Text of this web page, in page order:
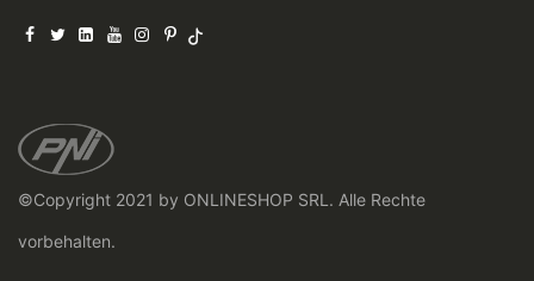
©Copyright 2021 by ONLINESHOP SRL. Alle Rechte
vorbehalten.